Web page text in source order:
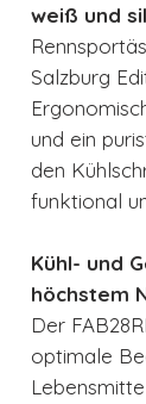
weiß und
Salzburg
und ein
den
funktional
Kühl- und
höchstem
Der
optimale